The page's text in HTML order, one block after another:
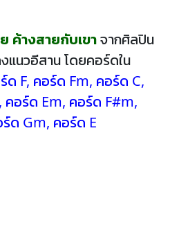
ค้างสายกับเขาจากศิลปิน
แนวอีสาน โดยคอร์ดใน
ด F, คอร์ด Fm, คอร์ด C,
, คอร์ด Em, คอร์ด F#m,
ด Gm, คอร์ด E